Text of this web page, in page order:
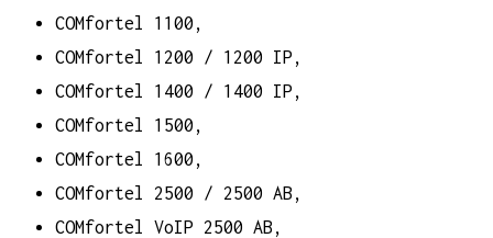
COMfortel 1100,
COMfortel 1200 / 1200 IP,
COMfortel 1400 / 1400 IP,
COMfortel 1500,
COMfortel 1600,
COMfortel 2500 / 2500 AB,
COMfortel VoIP 2500 AB,